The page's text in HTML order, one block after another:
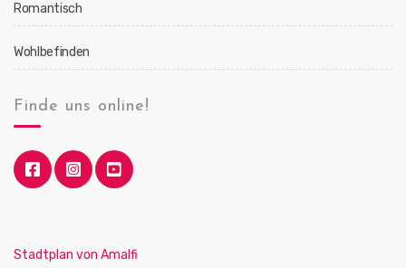
Romantisch
Wohlbefinden
Finde uns online!
Stadtplan von Amalfi